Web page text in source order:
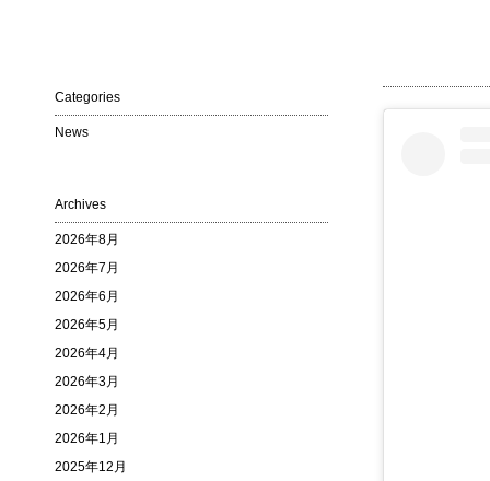
Categories
News
Archives
2026年8月
2026年7月
2026年6月
2026年5月
2026年4月
2026年3月
2026年2月
2026年1月
2025年12月